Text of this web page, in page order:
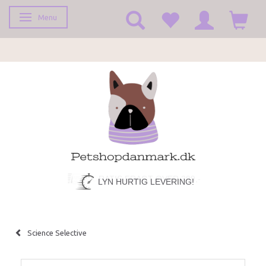
Toggle navigation
Menu
LYN HURTIG LEVERING!
Science Selective